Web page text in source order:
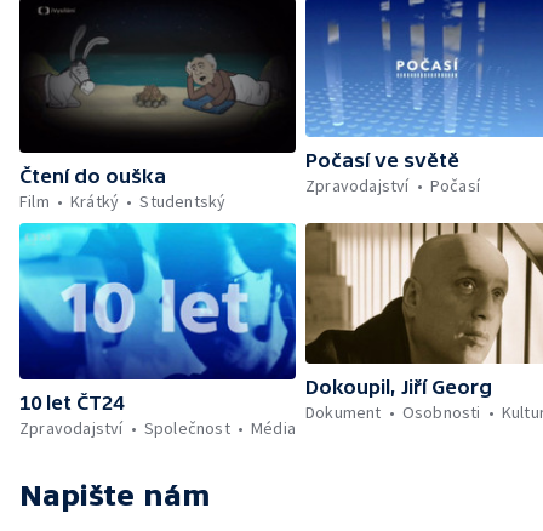
Čtení do ouška
Film
Krátký Studentský
Počasí ve světě
Zpravodajství
Počasí
10 let ČT24
Zpravodajství
Společnost Média
Dokoupil, Jiří Georg
Dokument
Osobnosti
Napište nám